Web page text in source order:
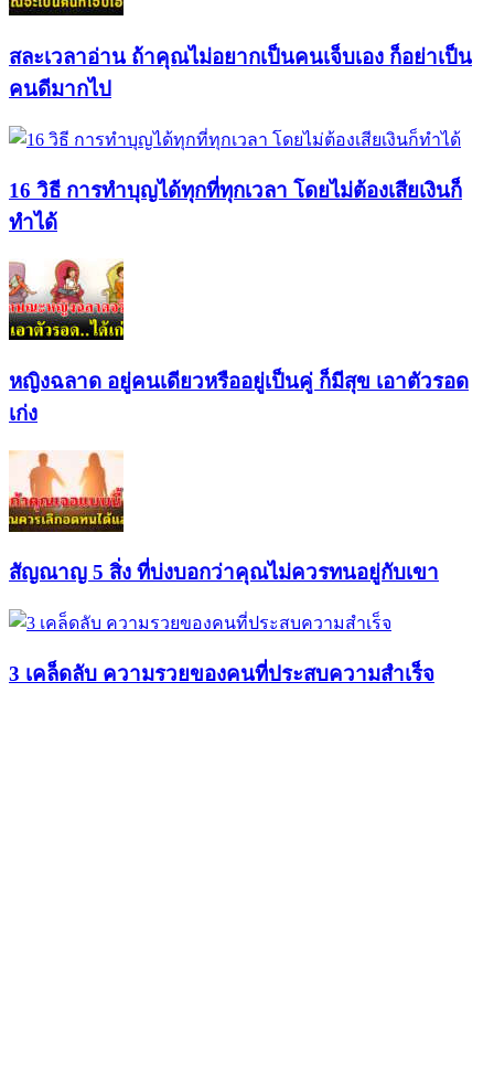
สละเวลาอ่าน ถ้าคุณไม่อยากเป็นคนเจ็บเอง ก็อย่าเป็น
คนดีมากไป
16 วิธี การทำบุญได้ทุกที่ทุกเวลา โดยไม่ต้องเสียเงินก็
ทำได้
หญิงฉลาด อยู่คนเดียวหรืออยู่เป็นคู่ ก็มีสุข เอาตัวรอด
เก่ง
สัญณาญ 5 สิ่ง ที่บ่งบอกว่าคุณไม่ควรทนอยู่กับเขา
3 เคล็ดลับ ความรวยของคนที่ประสบความสำเร็จ